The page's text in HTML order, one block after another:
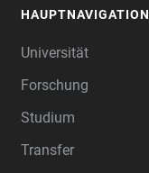
HAUPTNAVIGATION
Universität
Forschung
Studium
Transfer